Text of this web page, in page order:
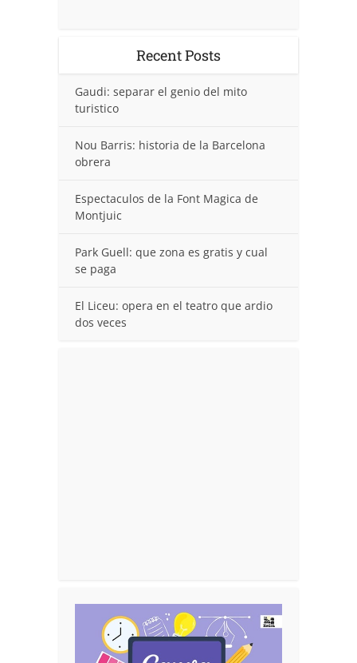
Recent Posts
Gaudi: separar el genio del mito
turistico
Nou Barris: historia de la Barcelona
obrera
Espectaculos de la Font Magica de
Montjuic
Park Guell: que zona es gratis y cual
se paga
El Liceu: opera en el teatro que ardio
dos veces